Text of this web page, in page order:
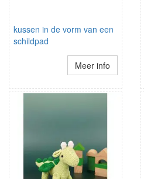
kussen in de vorm van een
schildpad
Meer info